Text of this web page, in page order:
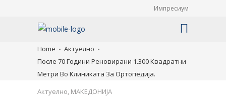
Импресиум
Home
Актуелно
После 70 Години Реновирани 1.300 Квадратни
Метри Во Клиниката За Ортопедија.
Актуелно, МАКЕДОНИЈА